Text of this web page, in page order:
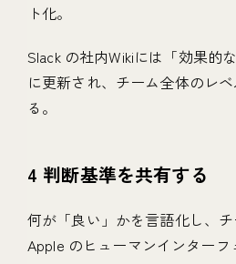
ト化。
Slack の社内Wikiには「効果的
に更新され、チーム全体のレ
る。
4 判断基準を共有する
何が「良い」かを言語化し、チ
Apple のヒューマンインター